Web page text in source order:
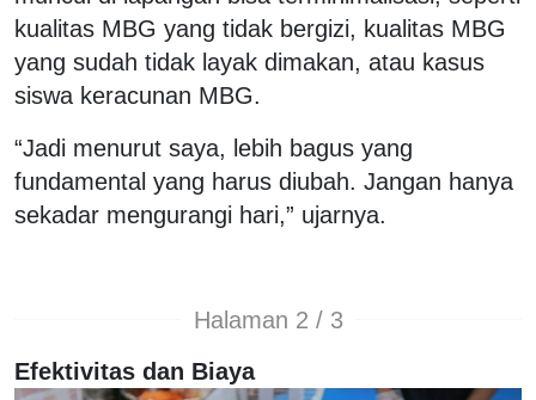
kualitas MBG yang tidak bergizi, kualitas MBG
yang sudah tidak layak dimakan, atau kasus
siswa keracunan MBG.
“Jadi menurut saya, lebih bagus yang
fundamental yang harus diubah. Jangan hanya
sekadar mengurangi hari,” ujarnya.
Halaman 2 / 3
Efektivitas dan Biaya